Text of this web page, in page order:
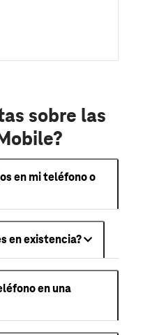
sobre las
en mi teléfono o
en existencia?
en una